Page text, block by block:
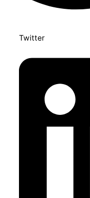
Twitter